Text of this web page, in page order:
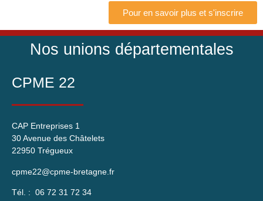
Pour en savoir plus et s'inscrire
Nos unions départementales
CPME 22
CAP Entreprises 1
30 Avenue des Châtelets
22950 Trégueux
cpme22@cpme-bretagne.fr
Tél. : 06 72 31 72 34